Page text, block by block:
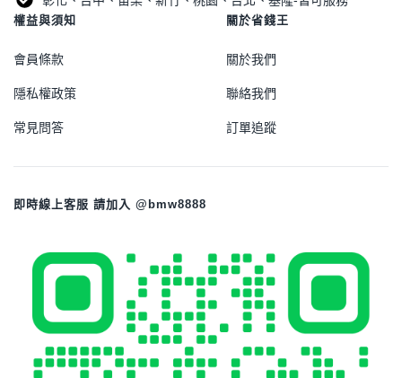
權益與須知
會員條款
隱私權政策
常見問答
關於省錢王
關於我們
聯絡我們
訂單追蹤
即時線上客服 請加入 @bmw8888